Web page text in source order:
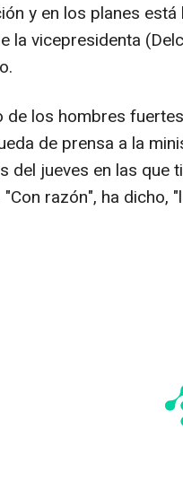
y en los planes
la vicepresidenta
de los hombres
de prensa a la
del jueves en las que
razón", ha dicho,